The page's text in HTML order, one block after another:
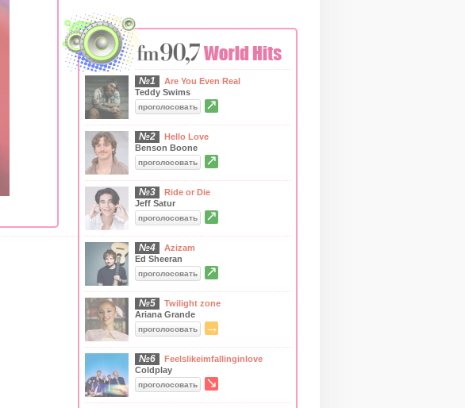
№1
Are You Even Real
Teddy Swims
проголосовать ↗
№2
Hello Love
Benson Boone
проголосовать ↗
№3
Ride or Die
Jeff Satur
проголосовать ↗
№4
Azizam
Ed Sheeran
проголосовать ↗
№5
Twilight zone
Ariana Grande
проголосовать →
№6
Feelslikeimfallinginlove
Coldplay
проголосовать ↘